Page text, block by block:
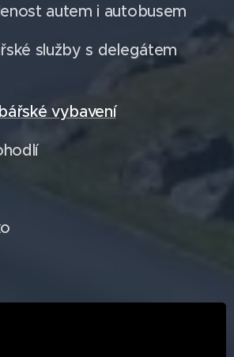
autem i autobusem
služby s delegátem
vybavení